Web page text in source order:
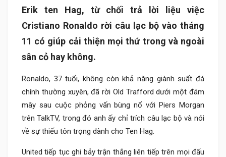
Erik ten Hag, từ chối trả lời liệu việc
Cristiano Ronaldo rời câu lạc bộ vào tháng
11 có giúp cải thiện mọi thứ trong và ngoài
sân cỏ hay không.
Ronaldo, 37 tuổi, không còn khả năng giành suất đá
chính thường xuyên, đã rời Old Trafford dưới một đám
mây sau cuộc phỏng vấn bùng nổ với Piers Morgan
trên TalkTV, trong đó anh ấy chỉ trích câu lạc bộ và nói
về sự thiếu tôn trọng dành cho Ten Hag.
United tiếp tục ghi bảy trận thắng liên tiếp trên mọi đấu